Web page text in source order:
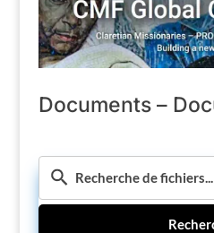
Documents –